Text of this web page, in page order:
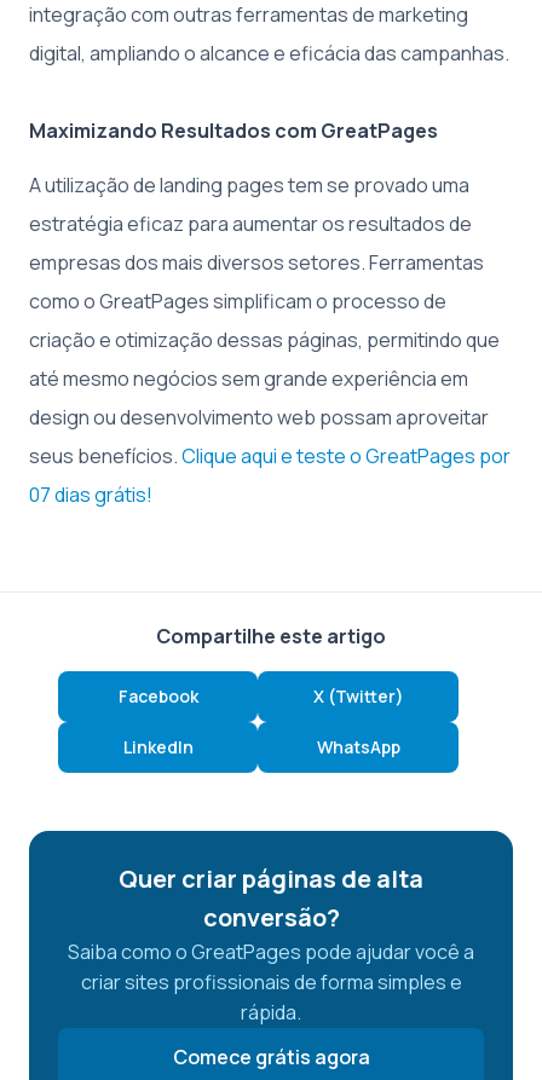
integração com outras ferramentas de marketing
digital, ampliando o alcance e eficácia das campanhas.
Maximizando Resultados com GreatPages
A utilização de landing pages tem se provado uma
estratégia eficaz para aumentar os resultados de
empresas dos mais diversos setores. Ferramentas
como o GreatPages simplificam o processo de
criação e otimização dessas páginas, permitindo que
até mesmo negócios sem grande experiência em
design ou desenvolvimento web possam aproveitar
seus benefícios.Clique aqui e teste o GreatPages por
07 dias grátis!
Compartilhe este artigo
Facebook X (Twitter)
LinkedIn WhatsApp
Quer criar páginas de alta
conversão?
Saiba como o GreatPages pode ajudar você a
criar sites profissionais de forma simples e
rápida.
Comece grátis agora